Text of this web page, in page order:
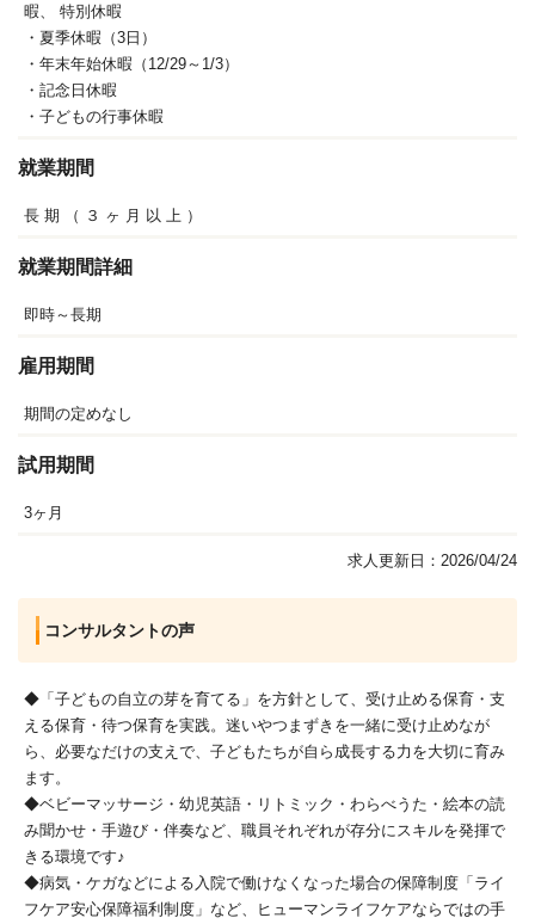
暇、
特別休暇
・夏季休暇（3日）
・年末年始休暇（12/29～1/3）
・記念日休暇
・子どもの行事休暇
就業期間
長 期 （ ３ ヶ 月 以 上 ）
就業期間詳細
即時～長期
雇用期間
期間の定めなし
試用期間
3ヶ月
求人更新日：2026/04/24
コンサルタントの声
◆「子どもの自立の芽を育てる」を方針として、受け止める保育・支
える保育・待つ保育を実践。迷いやつまずきを一緒に受け止めなが
ら、必要なだけの支えで、子どもたちが自ら成長する力を大切に育み
ます。
◆ベビーマッサージ・幼児英語・リトミック・わらべうた・絵本の読
み聞かせ・手遊び・伴奏など、職員それぞれが存分にスキルを発揮で
きる環境です♪
◆病気・ケガなどによる入院で働けなくなった場合の保障制度「ライ
フケア安心保障福利制度」など、ヒューマンライフケアならではの手